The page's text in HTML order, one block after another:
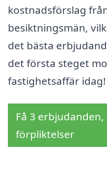
kostnadsförslag
besiktningsmän,
det bästa
det första steget
fastighetsaffär idag!
Få 3
förpliktelser